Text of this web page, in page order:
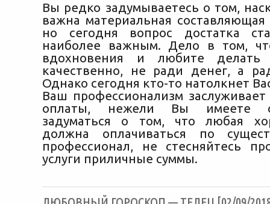
Вы редко задумываетесь о том,
важна материальная
но сегодня вопрос достатка
наиболее важным. Дело в том,
вдохновения и любите делать
качественно, не ради денег, а
Однако сегодня кто-то натолкнет
Ваш профессионализм
оплаты, нежели Вы имеете
задуматься о том, что любая
должна оплачиваться по
профессионал, не стесняйтесь
услуги приличные суммы.